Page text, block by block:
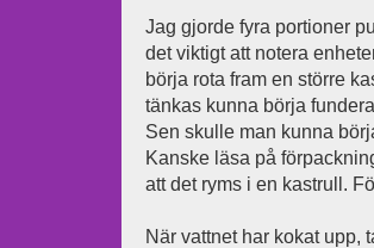
Jag gjorde fyra portioner
det viktigt att notera
börja rota fram en större
tänkas kunna börja
Sen skulle man kunna
Kanske läsa på
att det ryms i en kastrull.
När vattnet har kokat upp,